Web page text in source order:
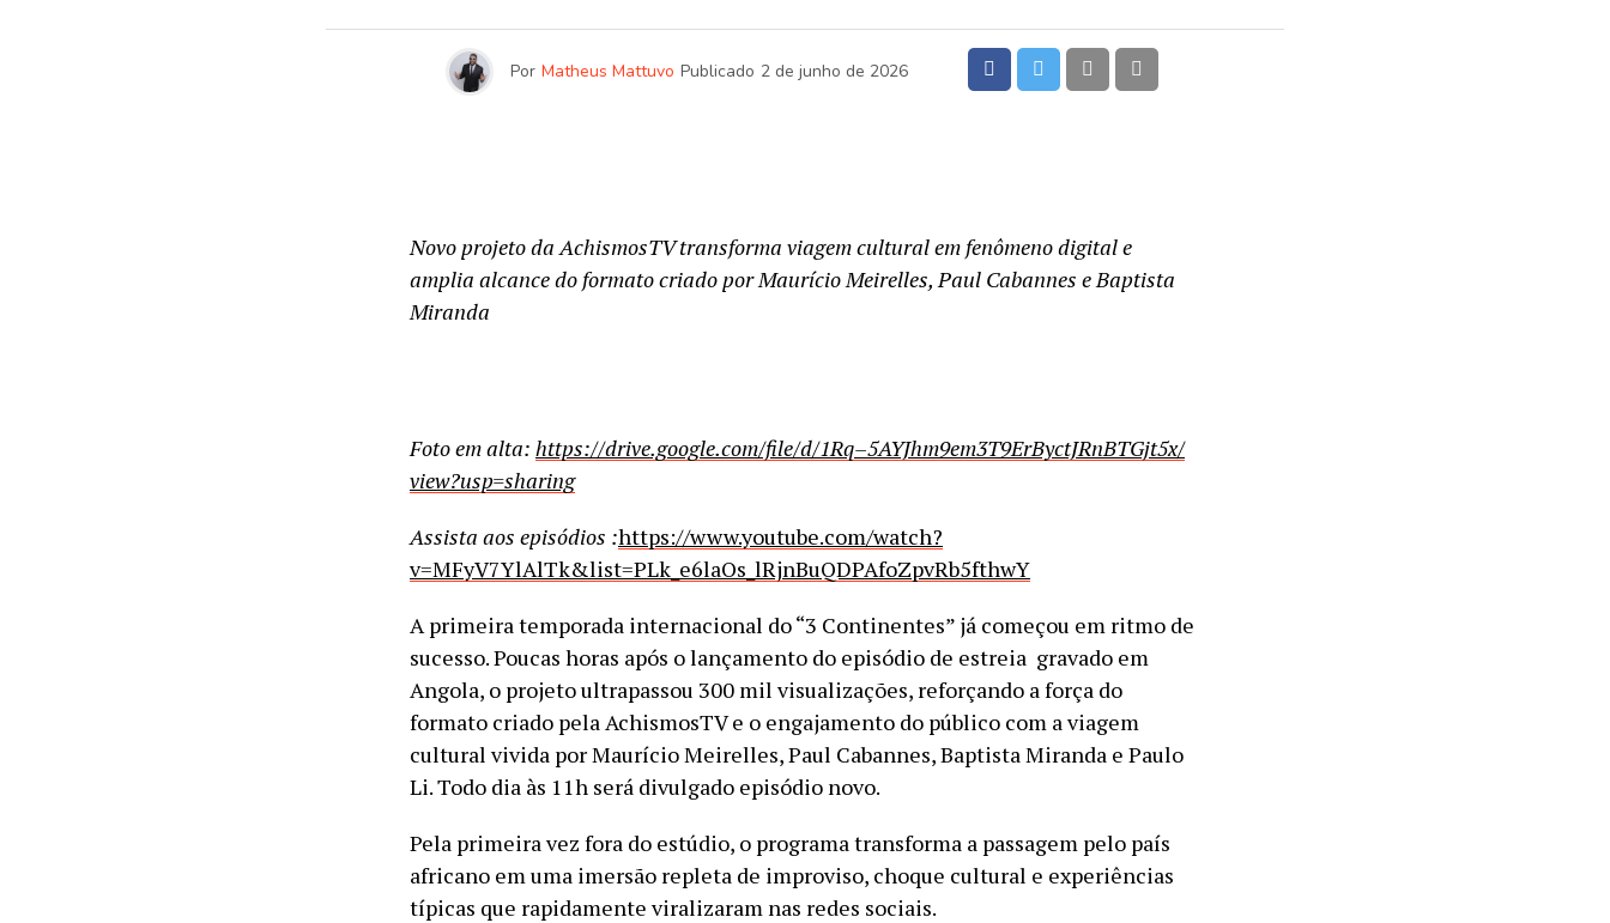
Por Matheus Mattuvo Publicado 2 de junho de 2026
Novo projeto da AchismosTV transforma viagem cultural em fenômeno digital e
amplia alcance do formato criado por Maurício Meirelles, Paul Cabannes e Baptista
Miranda
Foto em alta: https://drive.google.com/file/d/1Rq–5AYJhm9em3T9ErByctJRnBTGjt5x/
view?usp=sharing
Assista aos episódios :https://www.youtube.com/watch?
v=MFyV7YlAlTk&list=PLk_ e6laOs_lRjnBuQDPAfoZpvRb5fthwY
A primeira temporada internacional do “3 Continentes” já começou em ritmo de
sucesso. Poucas horas após o lançamento do episódio de estreia gravado em
Angola, o projeto ultrapassou 300 mil visualizações, reforçando a força do
formato criado pela AchismosTV e o engajamento do público com a viagem
cultural vivida por Maurício Meirelles, Paul Cabannes, Baptista Miranda e Paulo
Li. Todo dia às 11h será divulgado episódio novo.
Pela primeira vez fora do estúdio, o programa transforma a passagem pelo país
africano em uma imersão repleta de improviso, choque cultural e experiências
típicas que rapidamente viralizaram nas redes sociais.